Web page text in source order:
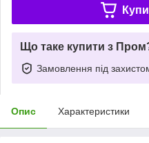
Що таке купити з
Замовлення під
Опис Характеристики